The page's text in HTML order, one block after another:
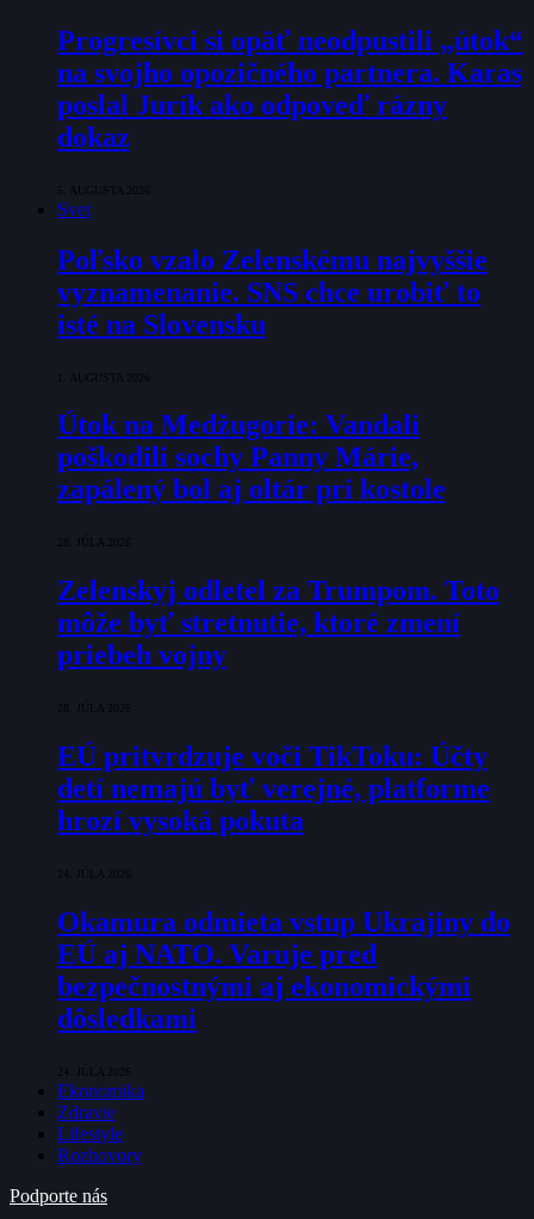
Progresívci si opäť neodpustili „útok“
na svojho opozičného partnera. Karas
poslal Jurík ako odpoveď rázny
dokaz
5. AUGUSTA 2026
Svet
Poľsko vzalo Zelenskému najvyššie
vyznamenanie. SNS chce urobiť to
isté na Slovensku
1. AUGUSTA 2026
Útok na Medžugorie: Vandali
poškodili sochy Panny Márie,
zapálený bol aj oltár pri kostole
28. JÚLA 2026
Zelenskyj odletel za Trumpom. Toto
môže byť stretnutie, ktoré zmení
priebeh vojny
28. JÚLA 2026
EÚ pritvrdzuje voči TikToku: Účty
detí nemajú byť verejné, platforme
hrozí vysoká pokuta
24. JÚLA 2026
Okamura odmieta vstup Ukrajiny do
EÚ aj NATO. Varuje pred
bezpečnostnými aj ekonomickými
dôsledkami
24. JÚLA 2026
Ekonomika
Zdravie
Lifestyle
Rozhovory
Podporte nás